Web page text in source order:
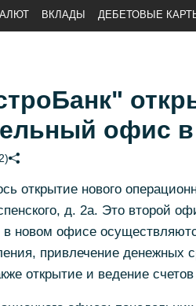
ВКЛАДЫ ДЕБЕТОВЫЕ
офис в
открытие нового
д. 2а. Это второй
в новом офисе
привлечение денежных
открытие и ведение